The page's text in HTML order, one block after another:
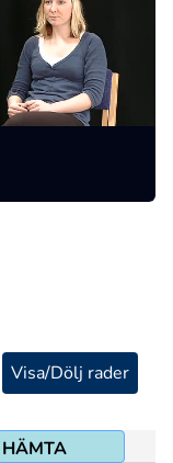
Visa/Dölj rader
HÄMTA